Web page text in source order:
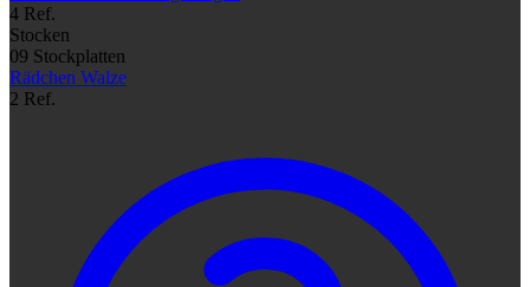
4 Ref.
Stocken
09 Stockplatten
Rädchen Walze
2 Ref.